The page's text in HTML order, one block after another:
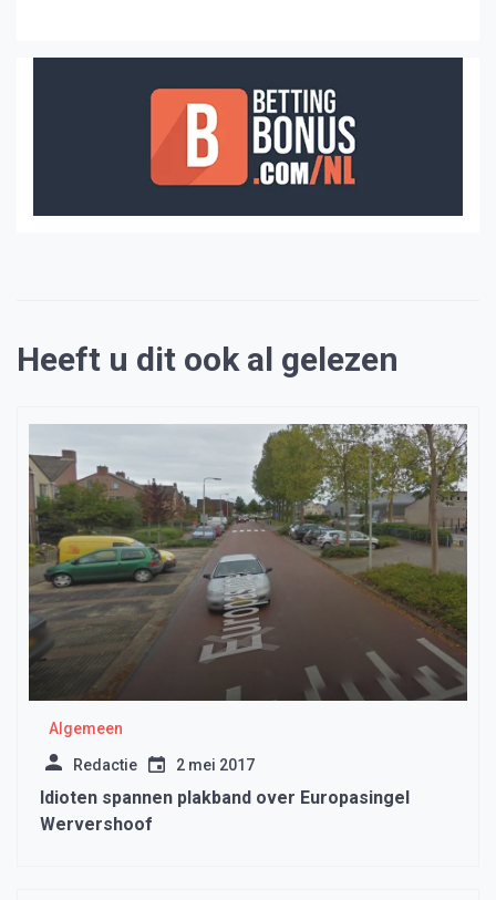
Heeft u dit ook al gelezen
Algemeen
Redactie 2 mei 2017
Idioten spannen plakband over Europasingel
Wervershoof